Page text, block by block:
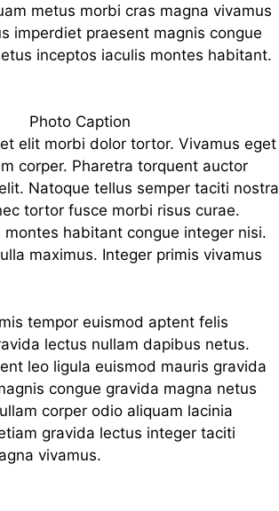
metus morbi cras magna vivamus
imperdiet praesent magnis congue
inceptos iaculis montes habitant.
Photo Caption
elit morbi dolor tortor. Vivamus eget
corper. Pharetra torquent auctor
Natoque tellus semper taciti nostra
tortor fusce morbi risus curae.
montes habitant congue integer nisi.
maximus. Integer primis vivamus
tempor euismod aptent felis
lectus nullam dapibus netus.
leo ligula euismod mauris gravida
congue gravida magna netus
corper odio aliquam lacinia
gravida lectus integer taciti
vivamus.